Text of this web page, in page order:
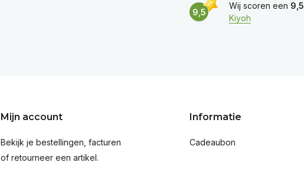
9,5
Wij scoren een 9,5
Kiyoh
Mijn account
Bekijk je bestellingen, facturen
of retourneer een artikel.
Informatie
Cadeaubon